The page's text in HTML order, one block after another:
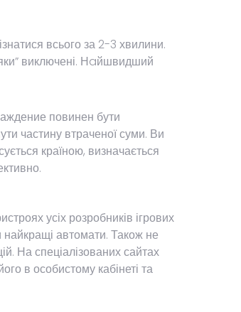
всього за 2-3 хвилини.
виключені. Нaйшвидший
повинен бути
частину втраченої суми. Ви
країною, визначається
усіх розробників ігрових
найкращі автомати. Також не
На спеціалізованих сайтах
в особистому кабінеті та